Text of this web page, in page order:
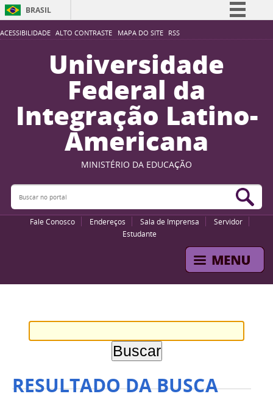
ACESSIBILIDADE ALTO CONTRASTE MAPA DO SITE RSS
BRASIL
Simplifique!
Participe
Acesso à informação
Legislação
Canais
Universidade
Federal da
Integração Latino-
Americana
MINISTÉRIO DA EDUCAÇÃO
Buscar no portal
Fale Conosco Endereços Sala de Imprensa
Servidor
Estudante
RESULTADO DA BUSCA